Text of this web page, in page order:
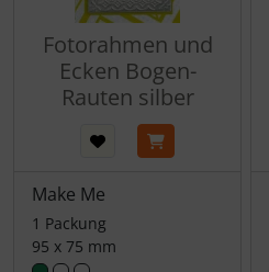
Fotorahmen und
Ecken Bogen-
Rauten silber
Make Me
1 Packung
95 x 75 mm